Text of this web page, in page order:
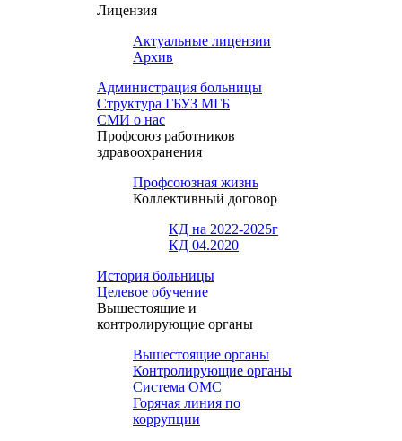
Лицензия
Актуальные лицензии
Архив
Администрация больницы
Структура ГБУЗ МГБ
СМИ о нас
Профсоюз работников
здравоохранения
Профсоюзная жизнь
Коллективный договор
КД на 2022-2025г
КД 04.2020
История больницы
Целевое обучение
Вышестоящие и
контролирующие органы
Вышестоящие органы
Контролирующие органы
Система ОМС
Горячая линия по
коррупции